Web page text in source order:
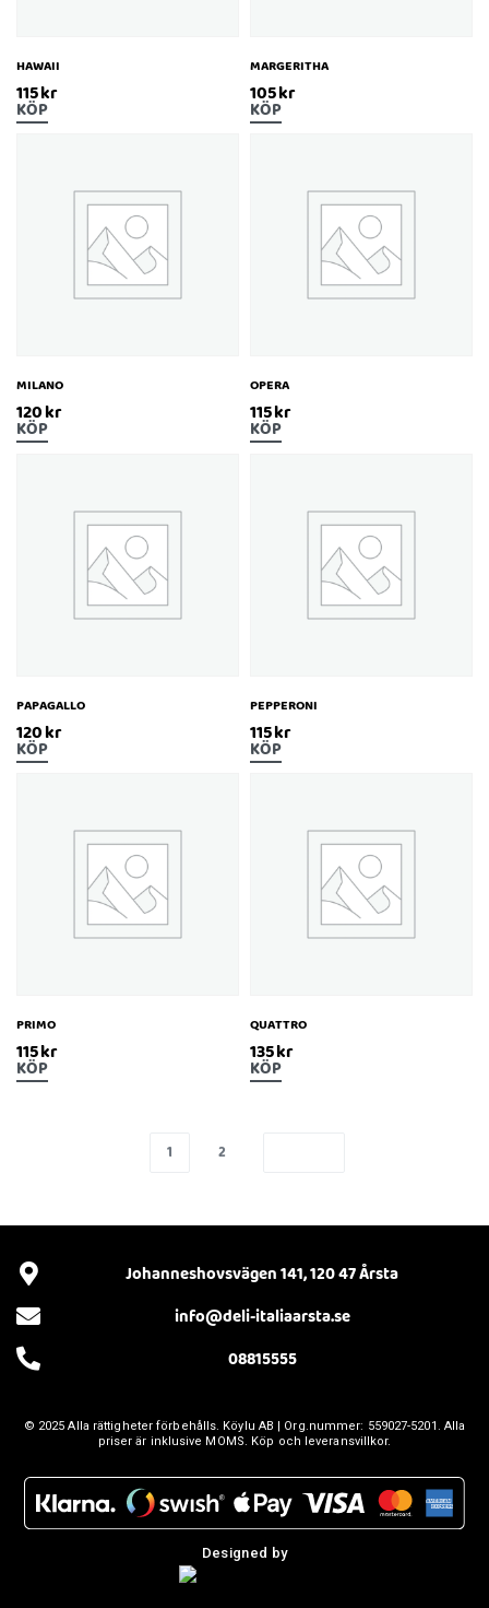
HAWAII
115kr
KÖP
MARGERITHA
105kr
KÖP
MILANO
120kr
KÖP
OPERA
115kr
KÖP
PAPAGALLO
120kr
KÖP
PEPPERONI
115kr
KÖP
PRIMO
115kr
KÖP
QUATTRO
135kr
KÖP
1 2
Johanneshovsvägen 141, 120 47 Årsta
info@deli-italiaarsta.se
08815555
© 2025 Alla rättigheter förbehålls. Köylu AB | Org.nummer: 559027-5201. Alla
priser är inklusive MOMS. Köp och leveransvillkor.
Designed by